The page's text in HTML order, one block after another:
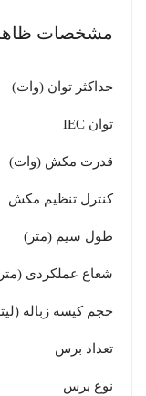
مشخصات
حداکثر توان (وات)
توان IEC
قدرت مکش (وات)
کنترل تنظیم مکش
طول سیم (متر)
شعاع عملکردی
حجم کیسه زباله
تعداد برس
نوع برس